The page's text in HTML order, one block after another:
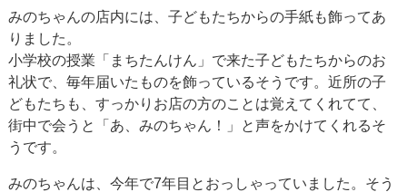
みのちゃんの店内には、子どもたちからの手紙も飾ってあ
りました。
小学校の授業「まちたんけん」で来た子どもたちからのお
礼状で、毎年届いたものを飾っているそうです。近所の子
どもたちも、すっかりお店の方のことは覚えてくれてて、
街中で会うと「あ、みのちゃん！」と声をかけてくれるそ
うです。
みのちゃんは、今年で7年目とおっしゃっていました。そう